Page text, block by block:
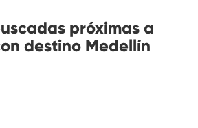
próximas a
destino Medellín